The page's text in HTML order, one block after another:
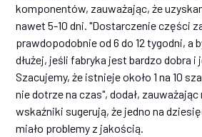
komponentów, zauważając, że
nawet 5-10 dni. "Dostarczenie części
prawdopodobnie od 6 do 12 tygodni, a
dłużej, jeśli fabryka jest bardzo dobra i
Szacujemy, że istnieje około 1 na 10
nie dotrze na czas", dodał,
wskaźniki sugerują, że jedno na
miało problemy z jakością.